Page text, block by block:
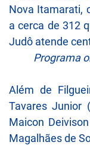
Nova Itamarati,
a cerca de 312
Judô atende
Programa
Além de
Tavares Junior
Maicon
Magalhães de